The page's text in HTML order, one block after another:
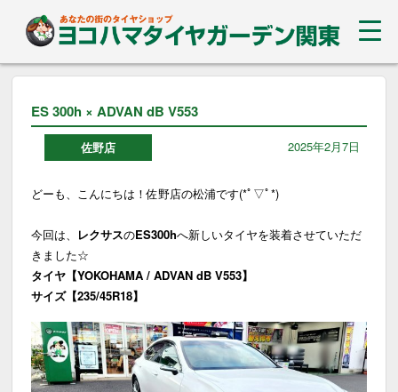
ES 300h × ADVAN dB V553
佐野店 2025年2月7日
どーも、こんにちは！佐野店の松浦です(*ﾟ▽ﾟ*)
今回は、 レクサスのES300hへ新しいタイヤを装着させていただ
きました☆
タイヤ【YOKOHAMA / ADVAN dB V553】
サイズ【235/45R18】